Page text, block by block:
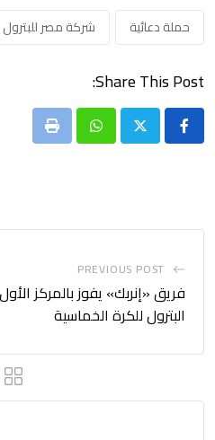
حملة دعائية شركة مصر للبترول
Share This Post:
Whatsapp
Print
PREVIOUS POST
فريق «إنربك» يفوز بالمركز
البترول للكرة الخماسية